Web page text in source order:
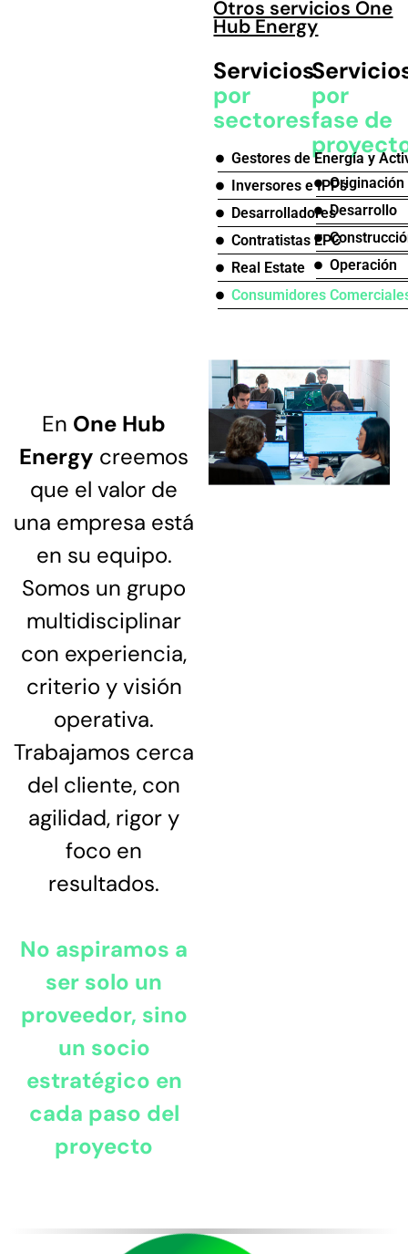
Otros servicios One
Hub Energy
Servicios
por
sectores
Gestores de Energía y
Inversores e IPPs
Desarrolladores
Contratistas EPC
Real Estate
Consumidores
por
fase de
Originación
Desarrollo
Operación
En One Hub
Energy creemos
que el valor de
una empresa está
en su equipo.
Somos un grupo
multidisciplinar
con experiencia,
criterio y visión
operativa.
Trabajamos cerca
del cliente, con
agilidad, rigor y
foco en
resultados.
No aspiramos a
ser solo un
proveedor, sino
un socio
estratégico en
cada paso del
proyecto